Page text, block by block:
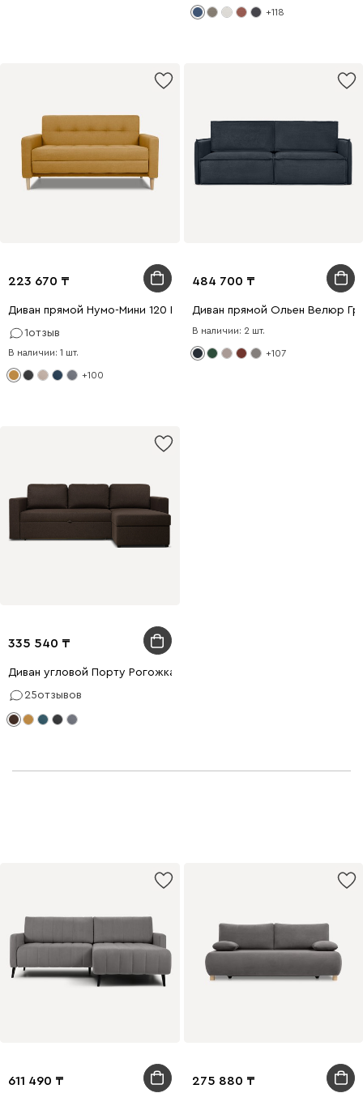
+118
223 670
Диван прямой Нумо-Мини 120 Рогожка Желтый
1отзыв
В наличии: 1 шт.
+100
484 700
Диван прямой Ольен Велюр
В наличии: 2 шт.
+107
335 540
Диван угловой Порту Рогожка Коричневый
25отзывов
611 490 275 880